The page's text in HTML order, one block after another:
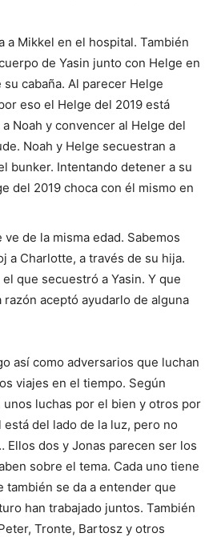
a Mikkel en el hospital. También
de Yasin junto con Helge en
cabaña. Al parecer Helge
eso el Helge del 2019 está
Noah y convencer al Helge del
Noah y Helge secuestran a
bunker. Intentando detener a su
del 2019 choca con él mismo en
ve de la misma edad. Sabemos
a Charlotte, a través de su hija.
que secuestró a Yasin. Y que
aceptó ayudarlo de alguna
así como adversarios que luchan
viajes en el tiempo. Según
unos luchas por el bien y otros por
está del lado de la luz, pero no
Ellos dos y Jonas parecen ser los
sobre el tema. Cada uno tiene
también se da a entender que
han trabajado juntos. También
Tronte, Bartosz y otros